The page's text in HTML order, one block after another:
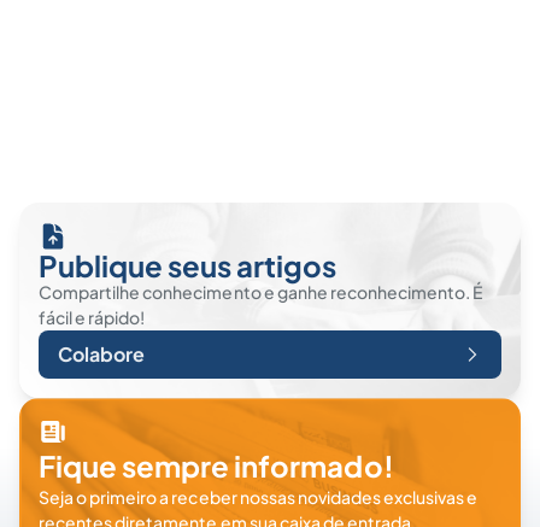
Publique seus artigos
Compartilhe conhecimento e ganhe reconhecimento. É
fácil e rápido!
Colabore
Fique sempre informado!
Seja o primeiro a receber nossas novidades exclusivas e
recentes diretamente em sua caixa de entrada.